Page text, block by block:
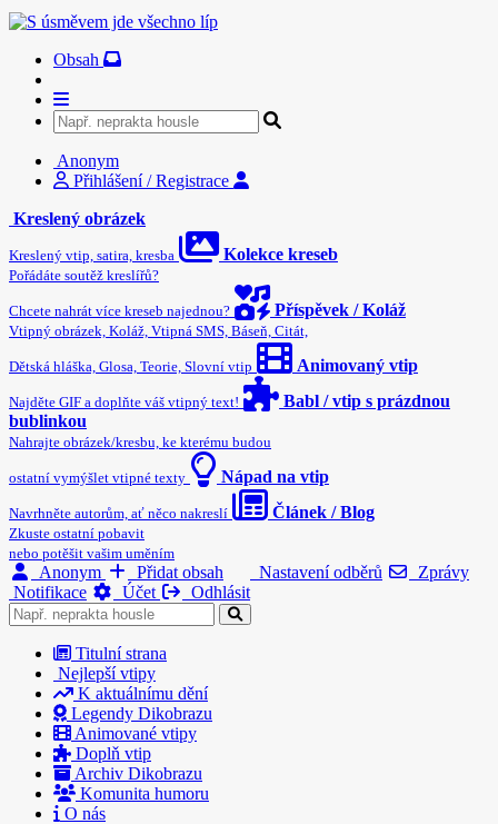
Obsah
Anonym
Přihlášení / Registrace
Kreslený obrázek
Kreslený vtip, satira, kresba Kolekce kreseb
Pořádáte soutěž kreslířů?
Chcete nahrát více kreseb najednou? Příspěvek / Koláž
Vtipný obrázek, Koláž, Vtipná SMS, Báseň, Citát,
Dětská hláška, Glosa, Teorie, Slovní vtip Animovaný vtip
Najděte GIF a doplňte váš vtipný text!
Babl / vtip s prázdnou
bublinkou
Nahrajte obrázek/kresbu, ke kterému budou
ostatní vymýšlet vtipné texty Nápad na vtip
Navrhněte autorům, ať něco nakreslí Článek / Blog
Zkuste ostatní pobavit
nebo potěšit vašim uměním
Anonym Přidat obsah Nastavení odběrů
Zprávy
Notifikace
Účet Odhlásit
Titulní strana
Nejlepší vtipy
K aktuálnímu dění
Legendy Dikobrazu
Animované vtipy
Doplň vtip
Archiv Dikobrazu
Komunita humoru
O nás